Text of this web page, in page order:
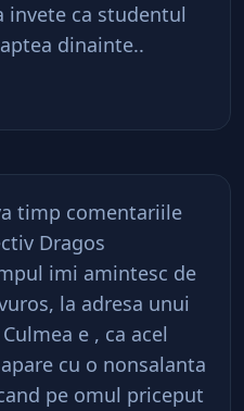
invete ca studentul
dinainte..
timp comentariile
Dragos
imi amintesc de
la adresa unui
e , ca acel
cu o nonsalanta
pe omul priceput